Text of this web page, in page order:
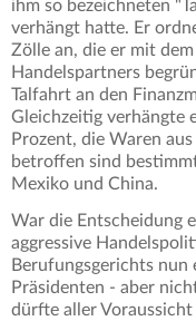
ihm so bezeichneten
verhängt hatte. Er
Zölle an, die er mit
Handelspartners
Talfahrt an den
Gleichzeitig verhängte
Prozent, die Waren
betroffen sind
Mexiko und China.
War die Entscheidung
aggressive
Berufungsgerichts
Präsidenten - aber
dürfte aller